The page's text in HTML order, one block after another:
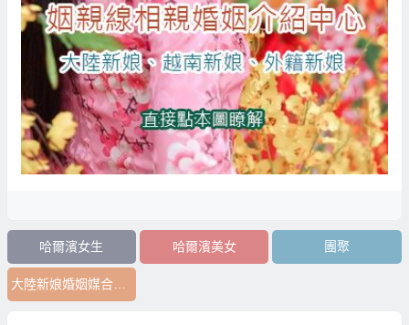
哈爾濱女生 哈爾濱美女 團聚
大陸新娘婚姻媒合介紹